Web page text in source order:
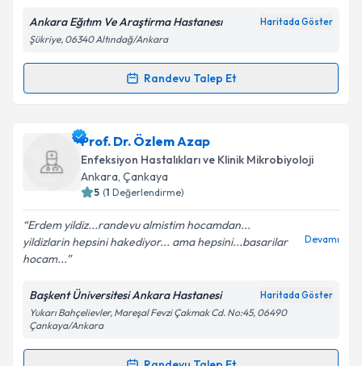
Kişisel verilerimin işlenmesine ilişkinAydınlatma
kapsamda işlenmesini kabul ediyorum.
Takvim Talebini Gönder
Ankara Eğıtım Ve Araştirma Hastanesı Haritada Göster
Şükriye, 06340 Altındağ/Ankara
Randevu Talep Et
Randevu Takvimi Talebi
Uzm. Dr. Sami Kınıklıiçin randevu takvimi talebi
oluşturun. Size bu uzmandan randevu almanız için bir
takvim hazırlandığında e-posta ile bilgilendireceğiz.
Metni'ni okudum ve kişisel verilerimin belirtilen
kapsamda işlenmesini kabul ediyorum.
Prof. Dr. Özlem Azap
Enfeksiyon Hastalıkları ve Klinik Mikrobiyoloji
Ankara, Çankaya
5 (1 Değerlendirme)
Erdem yildiz...randevu almistim hocamdan...
yildizlarin hepsini hakediyor... ama hepsini...basarilar
hocam...
Devamı
Başkent Üniversitesi Ankara Hastanesi Haritada Göster
Yukarı Bahçelievler, Mareşal Fevzi Çakmak Cd. No:45, 06490
Çankaya/Ankara